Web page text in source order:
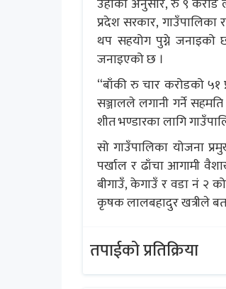
उहाँका अनुसार, रु ९ करोड
प्रदेश सरकार, गाउँपालिका
थप सहयोग पुग्ने जनाइको
जनाइएको छ ।
“बाँकी रु चार करोडको ५१
सञ्जालले लगानी गर्ने
शीत भण्डारका लागि
सो गाउँपालिका योजना
पर्खाल र ढाँचा आगामी
बीगाउँ, केगाउँ र वडा नं २
कृषक लालबहादुर खत्रीले
तपाईको प्रतिक्रिया